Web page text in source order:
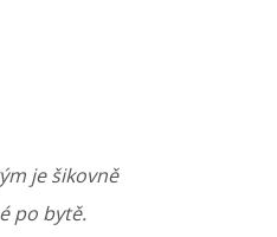
je šikovně
po bytě.